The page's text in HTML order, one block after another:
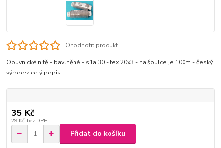
Ohodnotit produkt
Obuvnické nitě - bavlněné - síla 30 - tex 20x3 - na špulce je 100m - český
výrobek celý popis
35 Kč
29 Kč bez DPH
Přidat do košíku